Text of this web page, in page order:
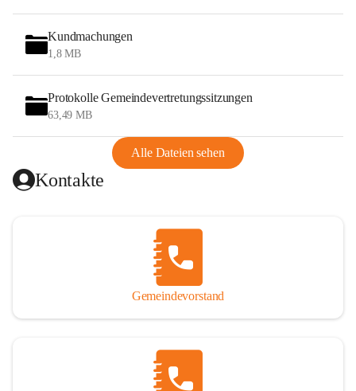
Kundmachungen
1,8 MB
Protokolle Gemeindevertretungssitzungen
63,49 MB
Alle Dateien sehen
Kontakte
Gemeindevorstand